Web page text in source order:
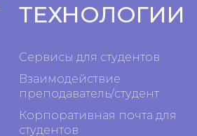
ТЕХНОЛОГИИ
Сервисы для студентов
Взаимодействие
преподаватель/студент
Корпоративная почта для
студентов